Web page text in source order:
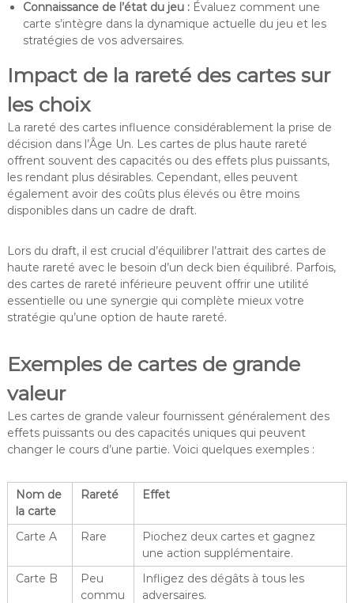
Connaissance de l’état du jeu :Évaluez comment une
carte s’intègre dans la dynamique actuelle du jeu et les
stratégies de vos adversaires.
Impact de la rareté des cartes sur
les choix
La rareté des cartes influence considérablement la prise de
décision dans l’Âge Un. Les cartes de plus haute rareté
offrent souvent des capacités ou des effets plus puissants,
les rendant plus désirables. Cependant, elles peuvent
également avoir des coûts plus élevés ou être moins
disponibles dans un cadre de draft.
Lors du draft, il est crucial d’équilibrer l’attrait des cartes de
haute rareté avec le besoin d’un deck bien équilibré. Parfois,
des cartes de rareté inférieure peuvent offrir une utilité
essentielle ou une synergie qui complète mieux votre
stratégie qu’une option de haute rareté.
Exemples de cartes de grande
valeur
Les cartes de grande valeur fournissent généralement des
effets puissants ou des capacités uniques qui peuvent
changer le cours d’une partie. Voici quelques exemples :
Nom de
la carte
Rareté Effet
Carte A Rare
Piochez deux cartes et gagnez
une action supplémentaire.
Carte B
Peu
commu
Infligez des dégâts à tous les
adversaires.